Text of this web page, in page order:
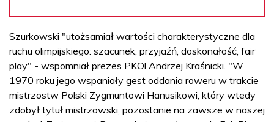
Szurkowski "utożsamiał wartości charakterystyczne dla
ruchu olimpijskiego: szacunek, przyjaźń, doskonałość, fair
play" - wspomniał prezes PKOl Andrzej Kraśnicki. "W
1970 roku jego wspaniały gest oddania roweru w trakcie
mistrzostw Polski Zygmuntowi Hanusikowi, który wtedy
zdobył tytuł mistrzowski, pozostanie na zawsze w naszej